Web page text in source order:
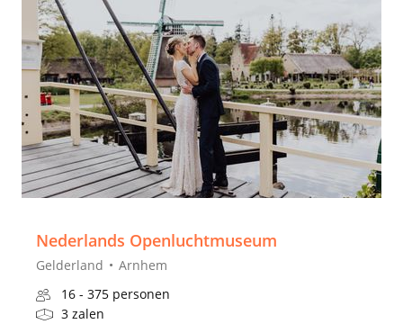
Nederlands Openluchtmuseum
Gelderland
Arnhem
16 - 375 personen
3 zalen